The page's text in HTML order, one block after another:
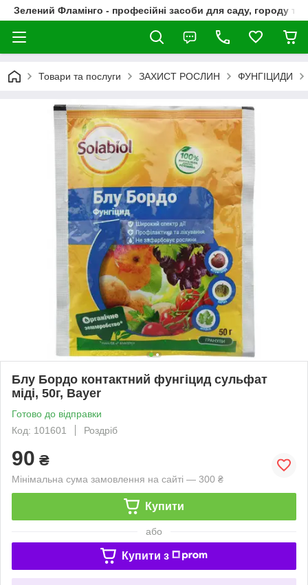
Зелений Фламінго - професійні засоби для саду, городу та
Товари та послуги ЗАХИСТ РОСЛИН ФУНГІЦИДИ
Блу Бордо контактний фунгіцид сульфат
міді, 50г, Bayer
Готово до відправки
Код: 101601
Роздріб
90 ₴
Мінімальна сума замовлення на сайті — 300 ₴
Купити
або
Купити з